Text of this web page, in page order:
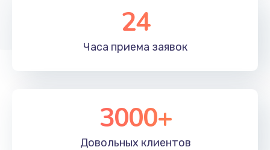
24
Часа приема заявок
3000+
Довольных клиентов